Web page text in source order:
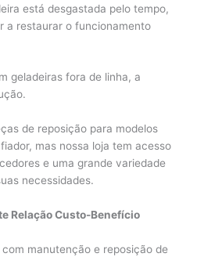
está desgastada pelo tempo,
a restaurar o funcionamento
geladeiras fora de linha, a
de reposição para modelos
mas nossa loja tem acesso
e uma grande variedade
necessidades.
Relação Custo-Benefício
manutenção e reposição de